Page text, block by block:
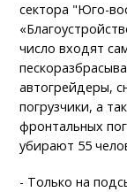
сектора "Юго-
число входят
автогрейдеры,
погрузчики, а
фронтальных
убирают 55
- Только на